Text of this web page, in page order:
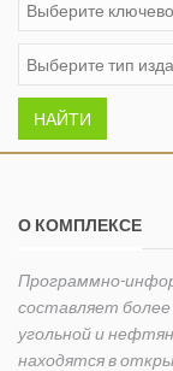
НАЙТИ
О КОМПЛЕКСЕ
Программно-
составляет более
угольной и
находятся в